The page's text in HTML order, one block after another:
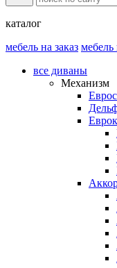
каталог
мебель на заказ
все диваны
Механизм